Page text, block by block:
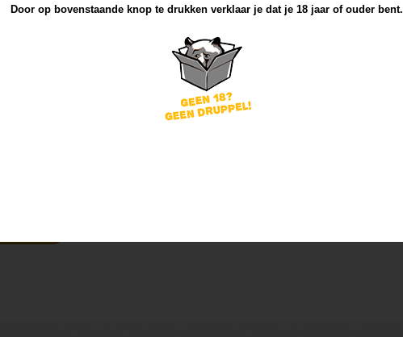
Door op bovenstaande knop te drukken verklaar je dat je 18 jaar of ouder bent.